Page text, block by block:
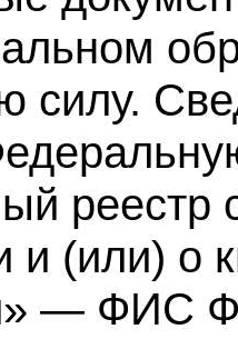
силу.
реестр
и (или) о
— ФИС